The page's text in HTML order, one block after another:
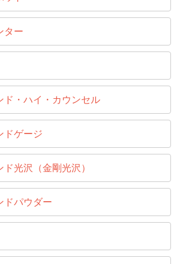
ター
ド・ハイ・カウンセル
ドゲージ
ド光沢（金剛光沢）
ドパウダー